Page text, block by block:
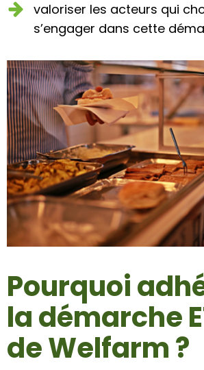
valoriser les acteurs qui
s’engager dans cette
Pourquoi
la démarche
de Welfarm ?